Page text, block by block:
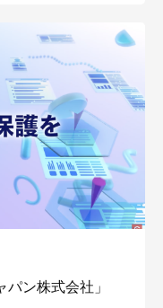
ン株式会社」